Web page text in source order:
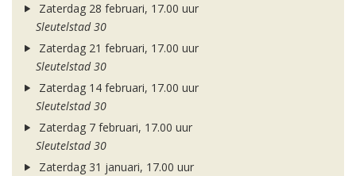
Zaterdag 28 februari, 17.00 uur
Sleutelstad 30
Zaterdag 21 februari, 17.00 uur
Sleutelstad 30
Zaterdag 14 februari, 17.00 uur
Sleutelstad 30
Zaterdag 7 februari, 17.00 uur
Sleutelstad 30
Zaterdag 31 januari, 17.00 uur